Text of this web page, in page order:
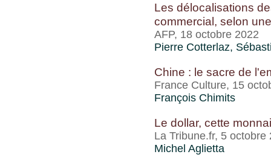
Les délocalisations
commercial, selon
AFP, 18 octobre 2022
Pierre Cotterlaz,
Chine : le sacre de
France Culture, 15
François Chimits
Le dollar, cette
La Tribune.fr, 5 octobre
Michel Aglietta